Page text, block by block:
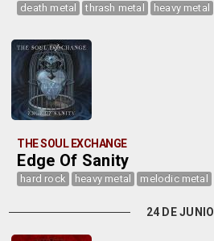
death metal thrash metal heavy metal
THE SOUL EXCHANGE
Edge Of Sanity
hard rock heavy metal melodic metal
24 DE JUNIO